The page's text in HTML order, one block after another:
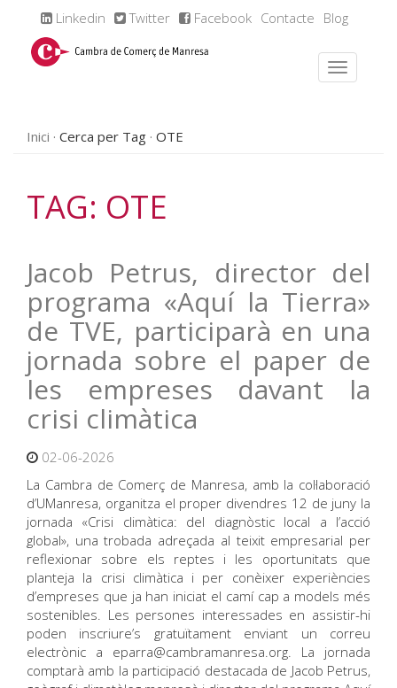
Linkedin Twitter Facebook Contacte Blog
Inici Cerca per Tag OTE
TAG: OTE
Jacob Petrus, director del
programa «Aquí la Tierra»
de TVE, participarà en una
jornada sobre el paper de
les empreses davant la
crisi climàtica
02-06-2026
La Cambra de Comerç de Manresa, amb la col·laboració
d’UManresa, organitza el proper divendres 12 de juny la
jornada «Crisi climàtica: del diagnòstic local a l’acció
global», una trobada adreçada al teixit empresarial per
reflexionar sobre els reptes i les oportunitats que
planteja la crisi climàtica i per conèixer experiències
d’empreses que ja han iniciat el camí cap a models més
sostenibles. Les persones interessades en assistir-hi
poden inscriure’s gratuïtament enviant un correu
electrònic a eparra@cambramanresa.org. La jornada
comptarà amb la participació destacada de Jacob Petrus,